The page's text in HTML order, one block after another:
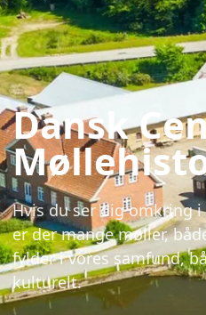
Dansk
Hvis du ser dig omkring
er der mange møller,
fylder i vores samfund,
kulturelt.